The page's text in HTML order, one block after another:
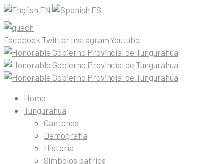
EN ES
Facebook Twitter Instagram Youtube
Home
Tungurahua
Cantones
Demografía
Historia
Símbolos patrios